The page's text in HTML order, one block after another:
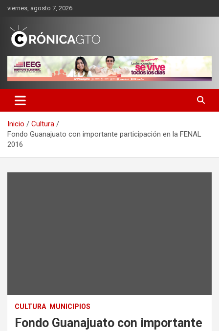
Saltar
contenido
viernes, agosto 7, 2026
CRONICA GUANAJUATO
Inicio
Cultura
Fondo Guanajuato con importante participación en la FENAL
2016
CULTURA MUNICIPIOS
Fondo Guanajuato con importante